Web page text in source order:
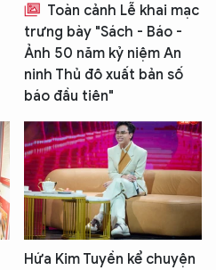
Toàn cảnh Lễ khai mạc
trưng bày "Sách - Báo -
Ảnh 50 năm kỷ niệm An
ninh Thủ đô xuất bản số
báo đầu tiên"
Hứa Kim Tuyền kể chuyện